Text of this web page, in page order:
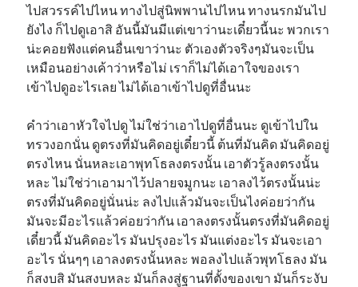
ไปสวรรค์ไปไหน ทางไปสู่นิพพานไปไหน ทางนรกมันไป
ยังไง ก็ไปดูเอาสิ อันนี้มันมีแต่เขาว่านะเดี๋ยวนี้นะ พวกเรา
น่ะคอยฟังแต่คนอื่นเขาว่านะ ตัวเองตัวจริงๆมันจะเป็น
เหมือนอย่างเค้าว่าหรือไม่ เราก็ไม่ได้เอาใจของเรา
เข้าไปดูอะไรเลย ไม่ได้เอาเข้าไปดูที่อื่นนะ
คำว่าเอาหัวใจไปดู ไม่ใช่ว่าเอาไปดูที่อื่นนะ ดูเข้าไปใน
ทรวงอกนั่น ดูตรงที่มันคิดอยู่เดี๋ยวนี้ ต้นที่มันคิด มันคิดอยู่
ตรงไหน นั่นหละเอาพุทโธลงตรงนั้น เอาตัวรู้ลงตรงนั้น
หละ ไม่ใช่ว่าเอามาไว้ปลายจมูกนะ เอาลงไว้ตรงนั้นน่ะ
ตรงที่มันคิดอยู่นั่นน่ะ ลงไปแล้วมันจะเป็นไงค่อยว่ากัน
มันจะมีอะไรแล้วค่อยว่ากัน เอาลงตรงนั้นตรงที่มันคิดอยู่
เดี๋ยวนี้ มันคิดอะไร มันปรุงอะไร มันแต่งอะไร มันจะเอา
อะไร นั่นๆๆ เอาลงตรงนั้นหละ พอลงไปแล้วพุทโธลง มัน
ก็สงบสิ มันสงบหละ มันก็ลงสู่ฐานที่ตั้งของเขา มันก็ระงับ